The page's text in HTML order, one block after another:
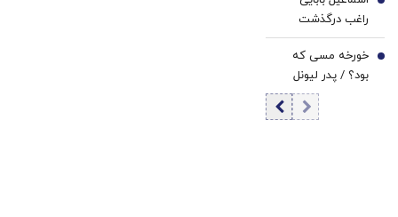
چیست؟
راغب درگذشت
6
خورخه مسی که
بود؟ / پدر لیونل
مسی چگونه از او
یک فوق ستاره
7